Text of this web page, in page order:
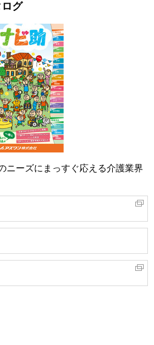
グ
ニーズにまっすぐ応える介護業界